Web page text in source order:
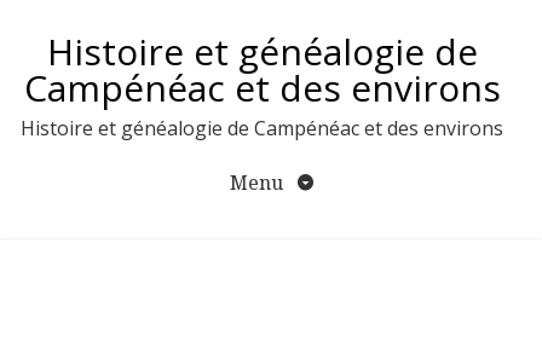
contenuHistoire et généalogie de
Campénéac et des environs
Histoire et généalogie de Campénéac et des environs
Menu